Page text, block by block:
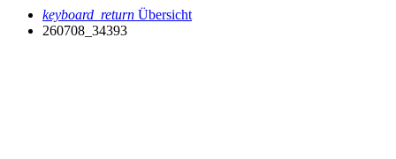
keyboard_return Übersicht
260708_34393